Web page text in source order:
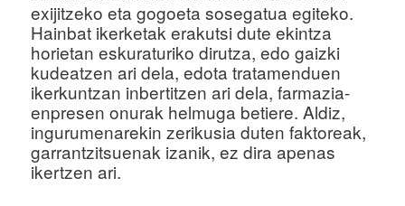
exijitzeko eta gogoeta sosegatua egiteko.
Hainbat ikerketak erakutsi dute ekintza
horietan eskuraturiko dirutza, edo gaizki
kudeatzen ari dela, edota tratamenduen
ikerkuntzan inbertitzen ari dela, farmazia-
enpresen onurak helmuga betiere. Aldiz,
ingurumenarekin zerikusia duten faktoreak,
garrantzitsuenak izanik, ez dira apenas
ikertzen ari.